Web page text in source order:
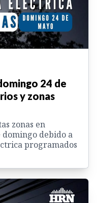
24 de
y zonas
zonas en
debido a
programados